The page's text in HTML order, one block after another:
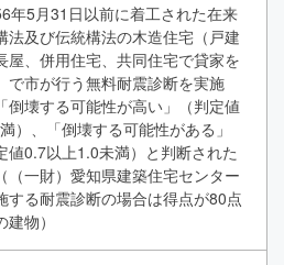
年5月31日以前に着工された在来
法及び伝統構法の木造住宅（戸建
屋、併用住宅、共同住宅で貸家を
で市が行う無料耐震診断を実施
倒壊する可能性が高い」（判定値
）、「倒壊する可能性がある」
値0.7以上1.0未満）と判断された
（一財）愛知県建築住宅センター
する耐震診断の場合は得点が80点
物）